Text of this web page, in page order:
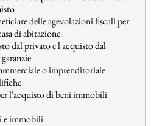
delle agevolazioni fiscali per
di abitazione
dal privato e l'acquisto dal
o imprenditoriale
l'acquisto di beni immobili
e immobili